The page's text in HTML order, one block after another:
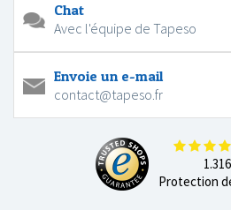
Chat
Avec l'équipe de Tapeso
Envoie un e-mail
contact@tapeso.fr
Protection